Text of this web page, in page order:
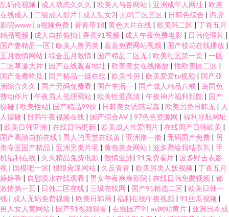
乱码伦视频 | 成人动态久久久 | 欧美人与兽网站 | 亚洲成年人网址 | 欧美
在线成人 | 二级成人影片 | 成人乱女2| 无码二区三区 | 日韩色综合 | 四虎
影院www | a视频免费 | 青青草18| 黄色大片在线 | 欧美韩二区 | 丁香五月
精品视频 | 成人自拍偷拍 | 香蕉91视频 | 成人午夜免费电影 | 日韩伦理片 |
国产妻精品一区 | 欧美人兽另类 | 羞羞免费网站视频 | 国产校花在线播放 |
五月激情网站 | 综合五月激情 | 国产精品二区无 | 欧美社区第一页 | 一区
二区草逼大片 | 国产在线观看地址 | 欧美美女在线播放 |性欧美区二区 |
国产免费吃瓜 | 国产精品一级在线 | 欧美性另 | 欧美爱爱tv视频 | 国产亚
洲综合久久 | 国产无码免费看 | 国产主播一 | 国产成人精品八戒 | 岛国免
费动作片 | 午夜男人伦理网站 | 欧美性爱高清 | 午夜神片福利影院 | 国产
操碰 | 欧美性站| 国产精品99操 | 日韩美女诱惑写真 | 欧美另类日韩无 | 人
人操碰 | 日韩午夜视频在线 | 国产综合AV | 97色色资源网 | 福利导航网址
| 欧美日韩亚洲 | 在线日韩更新 | 欧美成人性爱图片 | 在线国产日韩欧美 |
国产高清自拍在线 | 男人的天堂在线黄 | 亚洲撸一撸 | 无码国产免费 | 另
类专区国产精品 | 亚洲另类片毛 | 黄色美女网站 | 波多野给我结衣乳 | 手
机福利在线 | 久久精品免费电影 | 激情亚洲| 91免费看片 | 波多野吉衣影
视 | 国模吧一区| 狠狠肏逼网站 | 久反青青 | 欧美另类人妖视频 | 丁香五月
婷婷香 | 自慰喷水在线观看 | 男女午夜爽爽影院 | 在线日韩免费视频 | 都
激情第一页 | 日韩二区在线 | 三级在线网 | 国产91精选二区 | 欧美日韩一
线 | 成人无码免费视频 | 欧美日韩网 | 福利在线午夜视频 | 91丝瓜视频 |
男人女人黄网站 | 国产51视频观看 | 在线国产9 | av网站黄片 | 亚洲日本成